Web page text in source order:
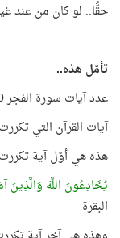
حقًّا.. لو كان من عند
تأمّل هذه..
عدد آيات سورة الفجر 30 آية..
آيات القرآن التي تكررت
هذه هي أوّل آية تكررت
يُخَادِعُونَ اللَّهَ وَالَّذِينَ
البقرة